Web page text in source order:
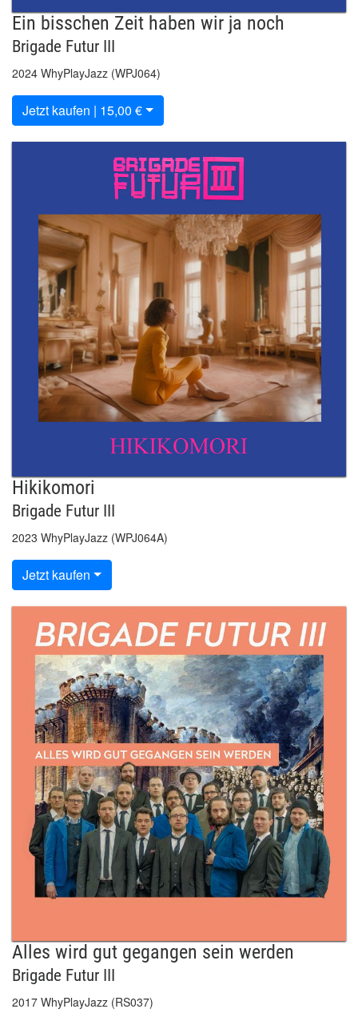
Ein bisschen Zeit haben wir ja noch
Brigade Futur III
2024 WhyPlayJazz (WPJ064)
Jetzt kaufen | 15,00 €
Hikikomori
Brigade Futur III
2023 WhyPlayJazz (WPJ064A)
Jetzt kaufen
Alles wird gut gegangen sein werden
Brigade Futur III
2017 WhyPlayJazz (RS037)